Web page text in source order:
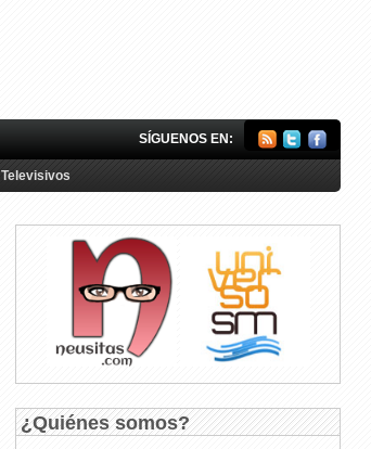
SÍGUENOS EN:
Televisivos
¿Quiénes somos?